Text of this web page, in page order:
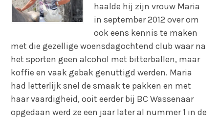
haalde hij zijn vrouw Maria
in september 2012 over om
ook eens kennis te maken
met die gezellige woensdagochtend club waar na
het sporten geen alcohol met bitterballen, maar
koffie en vaak gebak genuttigd werden. Maria
had letterlijk snel de smaak te pakken en met
haar vaardigheid, ooit eerder bij BC Wassenaar
opgedaan werd ze een jaar later al nummer 1 in de